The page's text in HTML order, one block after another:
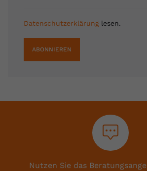
Datenschutzerklärunglesen.
ABONNIEREN
Nutzen Sie das